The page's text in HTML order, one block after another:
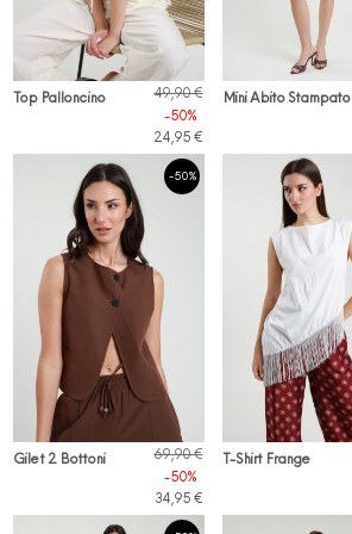
Top Palloncino
49,90 €
-50%
24,95 €
Mini Abito Stampato
-50%
Gilet 2 Bottoni
69,90 €
-50%
34,95 €
T-Shirt Frange